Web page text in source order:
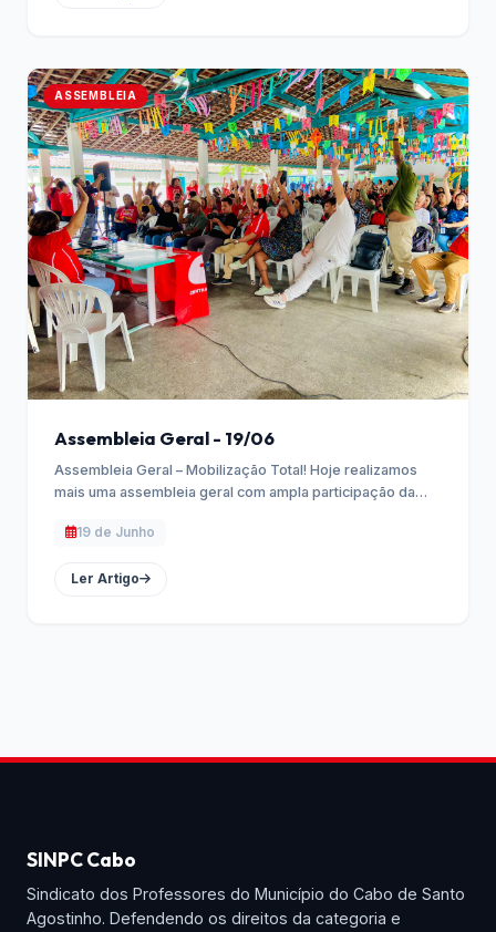
ASSEMBLEIA
Assembleia Geral - 19/06
Assembleia Geral – Mobilização Total! Hoje realizamos
mais uma assembleia geral com ampla participação da
19 de Junho
Ler Artigo
SINPC Cabo
Sindicato dos Professores do Município do Cabo de Santo
Agostinho. Defendendo os direitos da categoria e